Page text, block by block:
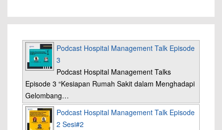
Podcast Hospital Management Talk Episode
3
Podcast Hospital Management Talks
Episode 3 “Kesiapan Rumah Sakit dalam Menghadapi
Gelombang…
Podcast Hospital Management Talk Episode
2 Sesi#2